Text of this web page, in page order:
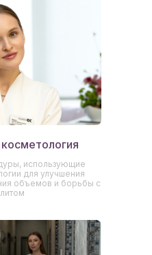
использующие
для улучшения
объемов и борьбы с